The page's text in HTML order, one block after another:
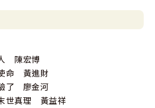
陳宏博
命 黃進財
了 廖金河
世真理 黃益祥